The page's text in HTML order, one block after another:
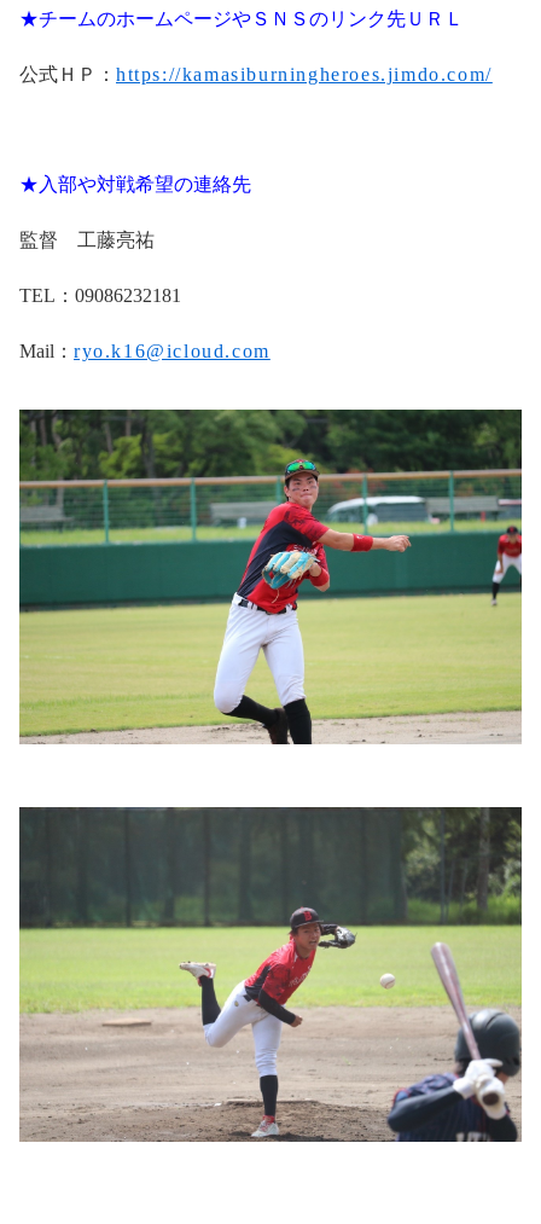
★チームのホームページやＳＮＳのリンク先ＵＲＬ
公式ＨＰ： https://kamasiburningheroes.jimdo.com/
★入部や対戦希望の連絡先
監督 工藤亮祐
TEL ： 09086232181
Mail ： ryo.k16@icloud.com